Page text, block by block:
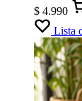
$ 4.990
Lista